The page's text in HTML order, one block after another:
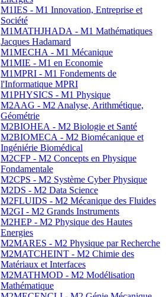
M1IES - M1 Innovation, Entreprise et
Société
M1MATHJHADA - M1 Mathématiques
Jacques Hadamard
M1MECHA - M1 Mécanique
M1MIE - M1 en Economie
M1MPRI - M1 Fondements de
l'Informatique MPRI
M1PHYSICS - M1 Physique
M2AAG - M2 Analyse, Arithmétique,
Géométrie
M2BIOHEA - M2 Biologie et Santé
M2BIOMECA - M2 Biomécanique et
Ingéniérie Biomédical
M2CFP - M2 Concepts en Physique
Fondamentale
M2CPS - M2 Système Cyber Physique
M2DS - M2 Data Science
M2FLUIDS - M2 Mécanique des Fluides
M2GI - M2 Grands Instruments
M2HEP - M2 Physique des Hautes
Energies
M2MARES - M2 Physique par Recherche
M2MATCHEINT - M2 Chimie des
Matériaux et Interfaces
M2MATHMOD - M2 Modélisation
Mathématique